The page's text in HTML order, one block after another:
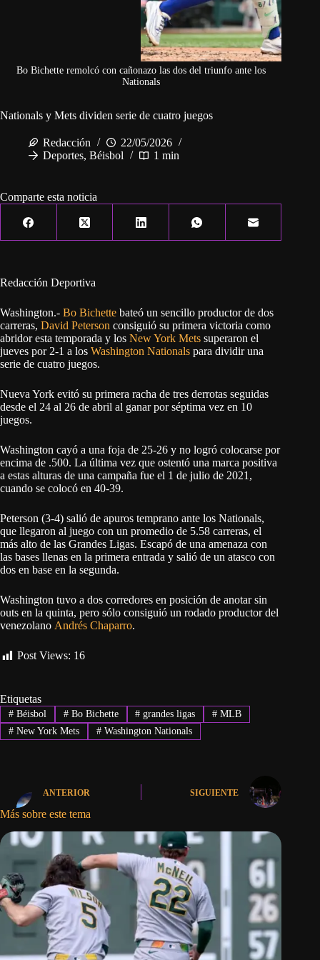
Bo Bichette remolcó con cañonazo las dos del triunfo ante los
Nationals
Nationals y Mets dividen serie de cuatro juegos
Redacción
22/05/2026
Deportes, Béisbol 1 min
Comparte esta noticia
Redacción Deportiva
Washington.- Bo Bichette bateó un sencillo productor de dos
carreras, David Peterson consiguió su primera victoria como
abridor esta temporada y los New York Mets superaron el
jueves por 2-1 a los Washington Nationals para dividir una
serie de cuatro juegos.
Nueva York evitó su primera racha de tres derrotas seguidas
desde el 24 al 26 de abril al ganar por séptima vez en 10
juegos.
Washington cayó a una foja de 25-26 y no logró colocarse por
encima de .500. La última vez que ostentó una marca positiva
a estas alturas de una campaña fue el 1 de julio de 2021,
cuando se colocó en 40-39.
Peterson (3-4) salió de apuros temprano ante los Nationals,
que llegaron al juego con un promedio de 5.58 carreras, el
más alto de las Grandes Ligas. Escapó de una amenaza con
las bases llenas en la primera entrada y salió de un atasco con
dos en base en la segunda.
Washington tuvo a dos corredores en posición de anotar sin
outs en la quinta, pero sólo consiguió un rodado productor del
venezolano Andrés Chaparro.
Post Views: 16
Etiquetas
#Béisbol #Bo Bichette # grandes ligas # MLB
#New York Mets #Washington Nationals
ANTERIOR SIGUIENTE
Más sobre este tema